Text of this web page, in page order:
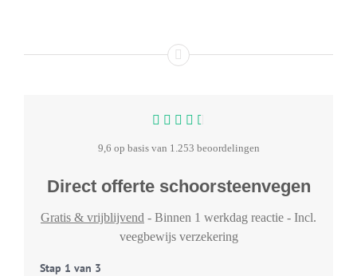
9,6 op basis van 1.253 beoordelingen
Direct offerte schoorsteenvegen
Gratis & vrijblijvend - Binnen 1 werkdag reactie - Incl.
veegbewijs verzekering
Stap 1 van 3